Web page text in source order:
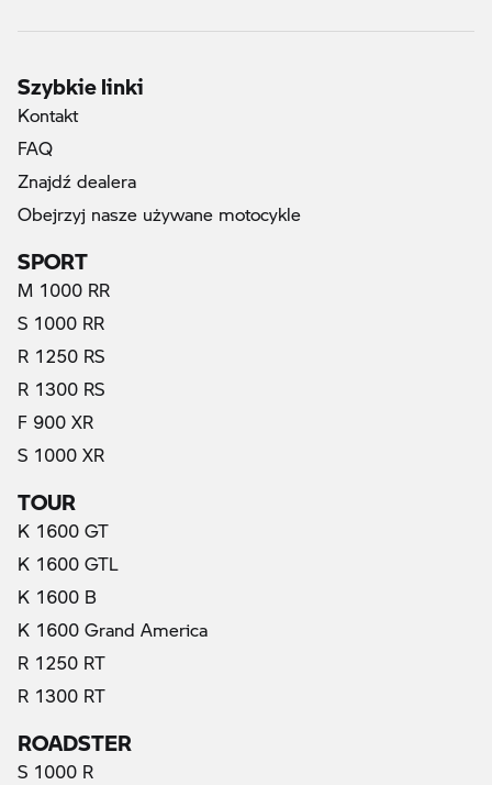
Szybkie linki
Kontakt
FAQ
Znajdź dealera
Obejrzyj nasze używane motocykle
SPORT
M 1000 RR
S 1000 RR
R 1250 RS
R 1300 RS
F 900 XR
S 1000 XR
TOUR
K 1600 GT
K 1600 GTL
K 1600 B
K 1600 Grand America
R 1250 RT
R 1300 RT
ROADSTER
S 1000 R